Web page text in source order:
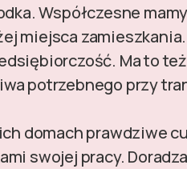
Współczesne
miejsca
Ma to
potrzebnego przy
domach prawdziwe
swojej pracy.